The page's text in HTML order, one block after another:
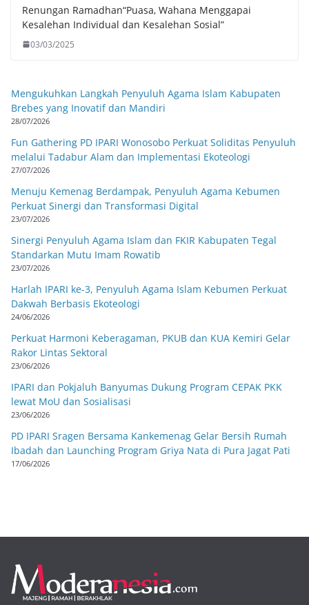
Renungan Ramadhan“Puasa, Wahana Menggapai
Kesalehan Individual dan Kesalehan Sosial”
03/03/2025
Mengukuhkan Langkah Penyuluh Agama Islam Kabupaten
Brebes yang Inovatif dan Mandiri
28/07/2026
Fun Gathering PD IPARI Wonosobo Perkuat Soliditas Penyuluh
melalui Tadabur Alam dan Implementasi Ekoteologi
27/07/2026
Menuju Kemenag Berdampak, Penyuluh Agama Kebumen
Perkuat Sinergi dan Transformasi Digital
23/07/2026
Sinergi Penyuluh Agama Islam dan FKIR Kabupaten Tegal
Standarkan Mutu Imam Rowatib
23/07/2026
Harlah IPARI ke-3, Penyuluh Agama Islam Kebumen Perkuat
Dakwah Berbasis Ekoteologi
24/06/2026
Perkuat Harmoni Keberagaman, PKUB dan KUA Kemiri Gelar
Rakor Lintas Sektoral
23/06/2026
IPARI dan Pokjaluh Banyumas Dukung Program CEPAK PKK
lewat MoU dan Sosialisasi
23/06/2026
PD IPARI Sragen Bersama Kankemenag Gelar Bersih Rumah
Ibadah dan Launching Program Griya Nata di Pura Jagat Pati
17/06/2026